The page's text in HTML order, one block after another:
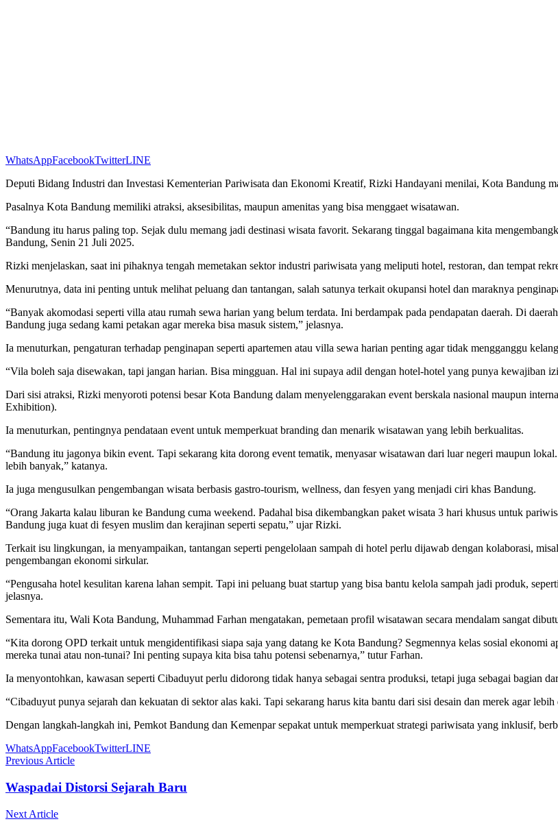
WhatsAppFacebookTwitterLINE
Deputi Bidang Industri dan Investasi Kementerian Pariwisata dan Ekonomi Kreatif, Rizki Handayani menilai, Kota Bandung
Pasalnya Kota Bandung memiliki atraksi, aksesibilitas, maupun amenitas yang bisa menggaet wisatawan.
“Bandung itu harus paling top. Sejak dulu memang jadi destinasi wisata favorit. Sekarang tinggal bagaimana kita
Bandung, Senin 21 Juli 2025.
Rizki menjelaskan, saat ini pihaknya tengah memetakan sektor industri pariwisata yang meliputi hotel, restoran, dan tempat
Menurutnya, data ini penting untuk melihat peluang dan tantangan, salah satunya terkait okupansi hotel dan maraknya
“Banyak akomodasi seperti villa atau rumah sewa harian yang belum terdata. Ini berdampak pada pendapatan daerah. Di
Bandung juga sedang kami petakan agar mereka bisa masuk sistem,” jelasnya.
Ia menuturkan, pengaturan terhadap penginapan seperti apartemen atau villa sewa harian penting agar tidak mengganggu
“Vila boleh saja disewakan, tapi jangan harian. Bisa mingguan. Hal ini supaya adil dengan hotel-hotel yang punya kewajiban
Dari sisi atraksi, Rizki menyoroti potensi besar Kota Bandung dalam menyelenggarakan event berskala nasional maupun
Exhibition).
Ia menuturkan, pentingnya pendataan event untuk memperkuat branding dan menarik wisatawan yang lebih berkualitas.
“Bandung itu jagonya bikin event. Tapi sekarang kita dorong event tematik, menyasar wisatawan dari luar negeri maupun
lebih banyak,” katanya.
Ia juga mengusulkan pengembangan wisata berbasis gastro-tourism, wellness, dan fesyen yang menjadi ciri khas Bandung.
“Orang Jakarta kalau liburan ke Bandung cuma weekend. Padahal bisa dikembangkan paket wisata 3 hari khusus untuk
Bandung juga kuat di fesyen muslim dan kerajinan seperti sepatu,” ujar Rizki.
Terkait isu lingkungan, ia menyampaikan, tantangan seperti pengelolaan sampah di hotel perlu dijawab dengan kolaborasi,
pengembangan ekonomi sirkular.
“Pengusaha hotel kesulitan karena lahan sempit. Tapi ini peluang buat startup yang bisa bantu kelola sampah jadi produk,
jelasnya.
Sementara itu, Wali Kota Bandung, Muhammad Farhan mengatakan, pemetaan profil wisatawan secara mendalam sangat
“Kita dorong OPD terkait untuk mengidentifikasi siapa saja yang datang ke Kota Bandung? Segmennya kelas sosial ekonomi
mereka tunai atau non-tunai? Ini penting supaya kita bisa tahu potensi sebenarnya,” tutur Farhan.
Ia menyontohkan, kawasan seperti Cibaduyut perlu didorong tidak hanya sebagai sentra produksi, tetapi juga sebagai bagian
“Cibaduyut punya sejarah dan kekuatan di sektor alas kaki. Tapi sekarang harus kita bantu dari sisi desain dan merek agar
Dengan langkah-langkah ini, Pemkot Bandung dan Kemenpar sepakat untuk memperkuat strategi pariwisata yang inklusif,
WhatsAppFacebookTwitterLINE
Previous Article
Waspadai Distorsi Sejarah Baru
Next Article